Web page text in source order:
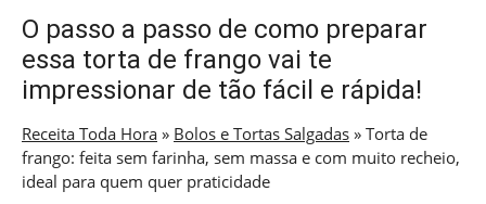
O passo a passo de como preparar
essa torta de frango vai te
impressionar de tão fácil e rápida!
Receita Toda Hora » Bolos e Tortas Salgadas » Torta de
frango: feita sem farinha, sem massa e com muito recheio,
ideal para quem quer praticidade